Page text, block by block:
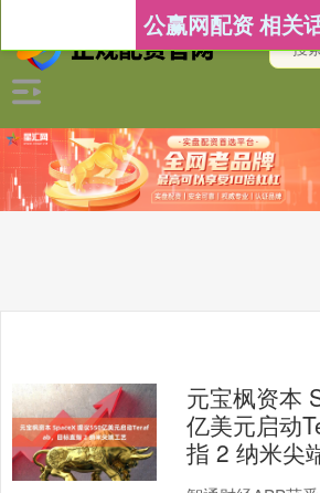
公赢网配资 相关
元宝枫资本
亿美元启动
指 2 纳米尖